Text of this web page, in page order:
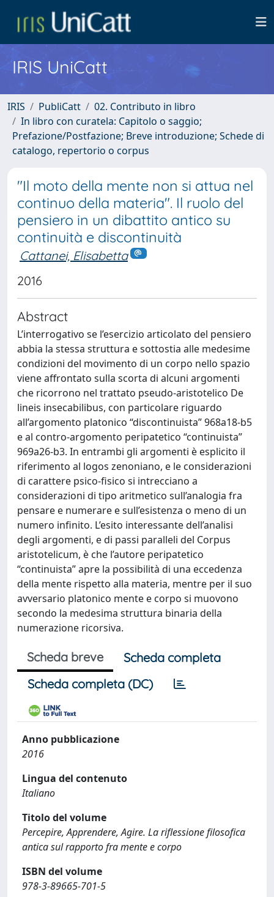
IRIS UniCatt
IRIS PubliCatt
02. Contributo in libro
In libro con curatela: Capitolo o saggio;
Prefazione/Postfazione; Breve introduzione; Schede di
catalogo, repertorio o corpus
"Il moto della mente non si attua nel
continuo della materia". Il ruolo del
pensiero in un dibattito antico su
continuità e discontinuità
Cattanei, Elisabetta
2016
Abstract
L’interrogativo se l’esercizio articolato del pensiero
abbia la stessa struttura e sottostia alle medesime
condizioni del movimento di un corpo nello spazio
viene affrontato sulla scorta di alcuni argomenti
che ricorrono nel trattato pseudo-aristotelico De
lineis insecabilibus, con particolare riguardo
all’argomento platonico “discontinuista” 968a18-b5
e al contro-argomento peripatetico “continuista”
969a26-b3. In entrambi gli argomenti è esplicito il
riferimento al logos zenoniano, e le considerazioni
di carattere psico-fisico si intrecciano a
considerazioni di tipo aritmetico sull’analogia fra
pensare e numerare e sull’esistenza o meno di un
numero infinito. L’esito interessante dell’analisi
degli argomenti, e di passi paralleli del Corpus
aristotelicum, è che l’autore peripatetico
“continuista” apre la possibilità di una eccedenza
della mente rispetto alla materia, mentre per il suo
avversario platonico mente e corpo si muovono
secondo la medesima struttura binaria della
numerazione ricorsiva.
Scheda breve
Scheda completa
Scheda completa (DC)
Anno pubblicazione
2016
Lingua del contenuto
Italiano
Titolo del volume
Percepire, Apprendere, Agire. La riflessione filosofica
antica sul rapporto fra mente e corpo
ISBN del volume
978-3-89665-701-5